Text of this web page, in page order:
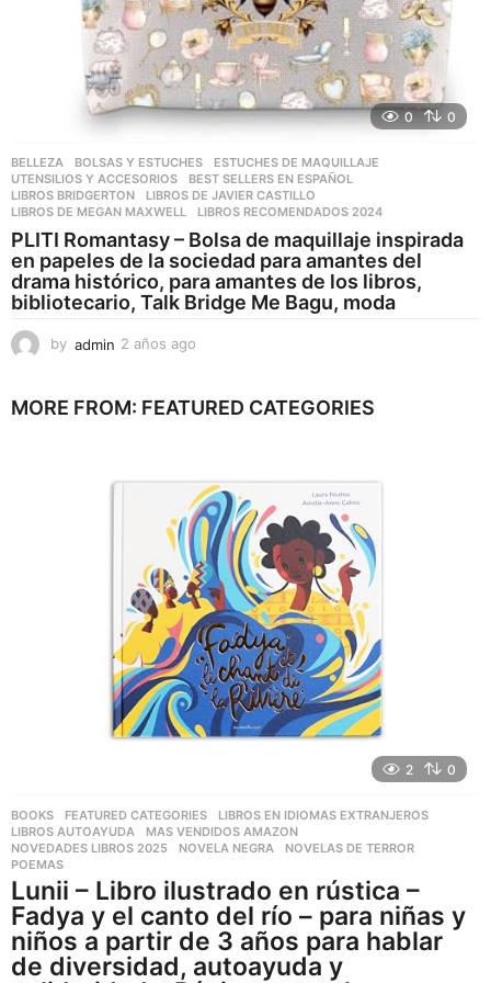
0 0
BELLEZA ,BOLSAS Y ESTUCHES ,ESTUCHES DE MAQUILLAJE
UTENSILIOS Y ACCESORIOS
BEST SELLERS EN ESPAÑOL
LIBROS BRIDGERTON
,LIBROS DE JAVIER CASTILLO
LIBROS DE MEGAN MAXWELL
,LIBROS RECOMENDADOS 2024
PLITI Romantasy – Bolsa de maquillaje inspirada
en papeles de la sociedad para amantes del
drama histórico, para amantes de los libros,
bibliotecario, Talk Bridge Me Bagu, moda
by admin 2 años ago
o
o
MORE FROM: FEATURED CATEGORIES
2 0
BOOKS ,FEATURED CATEGORIES ,LIBROS EN IDIOMAS EXTRANJEROS
LIBROS AUTOAYUDA
,MAS VENDIDOS AMAZON
NOVEDADES LIBROS 2025
,NOVELA NEGRA ,NOVELAS DE TERROR
POEMAS
Lunii – Libro ilustrado en rústica –
Fadya y el canto del río – para niñas y
niños a partir de 3 años para hablar
de diversidad, autoayuda y